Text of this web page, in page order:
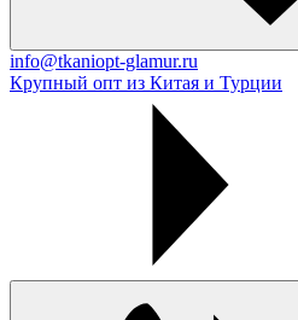
info@tkaniopt-glamur.ru
Крупный опт из Китая и Турции